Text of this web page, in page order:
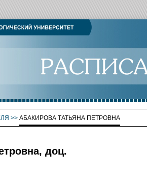
>> АБАКИРОВА ТАТЬЯНА ПЕТРОВНА
доц.